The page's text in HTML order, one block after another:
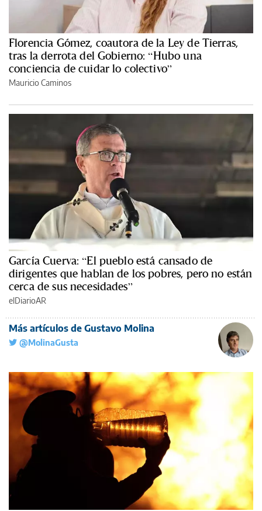
Florencia Gómez, coautora de la Ley de Tierras,
tras la derrota del Gobierno: “Hubo una
conciencia de cuidar lo colectivo”
Mauricio Caminos
García Cuerva: “El pueblo está cansado de
dirigentes que hablan de los pobres, pero no están
cerca de sus necesidades”
elDiarioAR
Más artículos de Gustavo Molina
@MolinaGusta